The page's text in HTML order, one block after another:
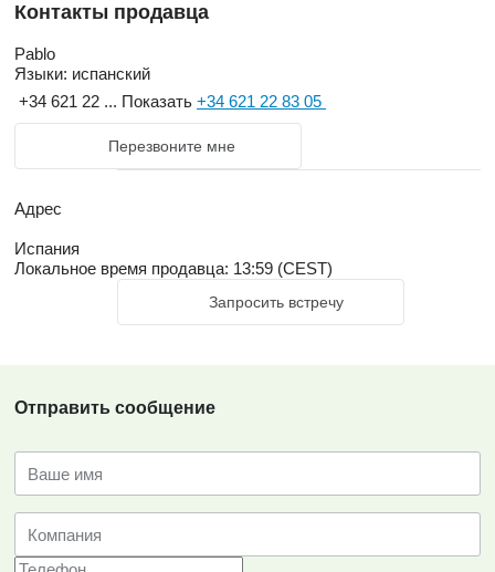
Контакты продавца
Pablo
Языки: испанский
+34 621 22 ... Показать +34 621 22 83 05
Перезвоните мне
Адрес
Испания
Локальное время продавца: 13:59 (CEST)
Запросить встречу
Отправить сообщение